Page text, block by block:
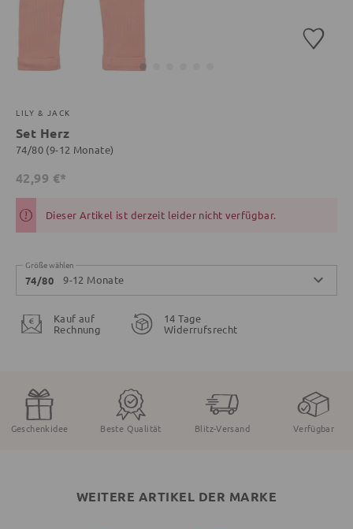
LILY & JACK
Set Herz
74/80 (9-12 Monate)
42,99 €*
Dieser Artikel ist derzeit leider nicht verfügbar.
Größe wählen
74/80 9-12 Monate
Kauf auf
Rechnung
14 Tage
Widerrufsrecht
Geschenkidee Beste Qualität Blitz-Versand Verfügbar
WEITERE ARTIKEL DER MARKE